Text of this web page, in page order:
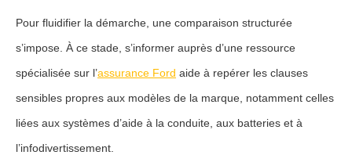
Pour fluidifier la démarche, une comparaison structurée
s’impose. À ce stade, s’informer auprès d’une ressource
spécialisée sur l’assurance Ford aide à repérer les clauses
sensibles propres aux modèles de la marque, notamment celles
liées aux systèmes d’aide à la conduite, aux batteries et à
l’infodivertissement.